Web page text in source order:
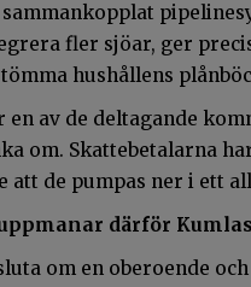
fler sjöar, ger
hushållens
en av de deltagande
om. Skattebetalarna
att de pumpas ner i ett
därför
om en oberoende